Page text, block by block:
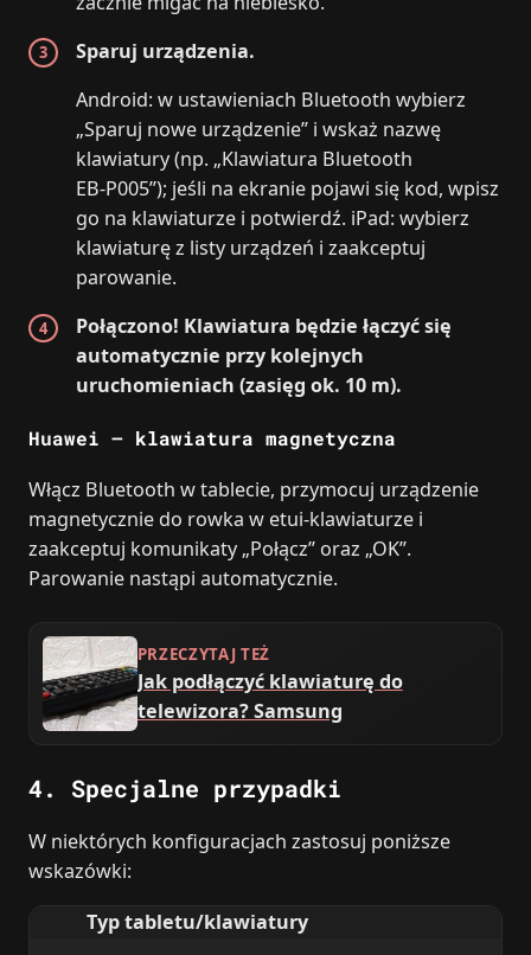
Sparuj urządzenia.
Android: w ustawieniach Bluetooth wybierz
„Sparuj nowe urządzenie” i wskaż nazwę
klawiatury (np. „Klawiatura Bluetooth
EB‑P005”); jeśli na ekranie pojawi się kod, wpisz
go na klawiaturze i potwierdź. iPad: wybierz
klawiaturę z listy urządzeń i zaakceptuj
parowanie.
Połączono! Klawiatura będzie łączyć się
automatycznie przy kolejnych
uruchomieniach (zasięg ok. 10 m).
Huawei – klawiatura magnetyczna
Włącz Bluetooth w tablecie, przymocuj urządzenie
magnetycznie do rowka w etui‑klawiaturze i
zaakceptuj komunikaty „Połącz” oraz „OK”.
Parowanie nastąpi automatycznie.
PRZECZYTAJ TEŻ
Jak podłączyć klawiaturę do
telewizora? Samsung
4. Specjalne przypadki
W niektórych konfiguracjach zastosuj poniższe
wskazówki:
Typ tabletu/klawiatury